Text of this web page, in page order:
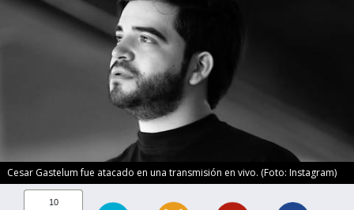
Cesar Gastelum fue atacado en una transmisión en vivo. (Foto: Instagram)
10